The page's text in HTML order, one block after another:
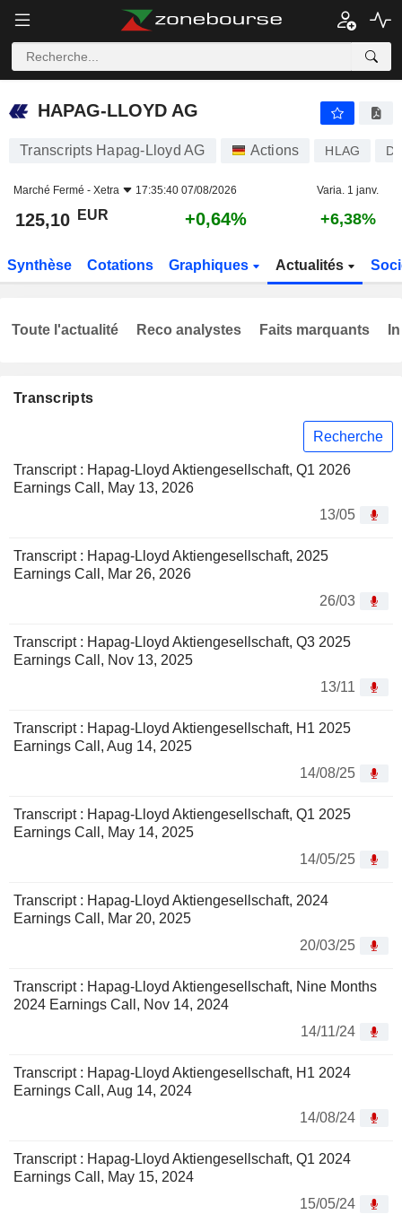
HAPAG-LLOYD AG
HAPAG-LLOYD AG
Transcripts Hapag-Lloyd AG Actions HLAG
Marché Fermé - Xetra 17:35:40 07/08/2026 Varia. 1 janv.
125,10 EUR +0,64% +6,38%
Synthèse Cotations Graphiques Actualités
Transcripts
Recherche
Transcript : Hapag-Lloyd Aktiengesellschaft, Q1 2026
Earnings Call, May 13, 2026
13/05
Transcript : Hapag-Lloyd Aktiengesellschaft, 2025
Earnings Call, Mar 26, 2026
26/03
Transcript : Hapag-Lloyd Aktiengesellschaft, Q3 2025
Earnings Call, Nov 13, 2025
13/11
Transcript : Hapag-Lloyd Aktiengesellschaft, H1 2025
Earnings Call, Aug 14, 2025
14/08/25
Transcript : Hapag-Lloyd Aktiengesellschaft, Q1 2025
Earnings Call, May 14, 2025
14/05/25
Transcript : Hapag-Lloyd Aktiengesellschaft, 2024
Earnings Call, Mar 20, 2025
20/03/25
Transcript : Hapag-Lloyd Aktiengesellschaft, Nine Months
2024 Earnings Call, Nov 14, 2024
14/11/24
Transcript : Hapag-Lloyd Aktiengesellschaft, H1 2024
Earnings Call, Aug 14, 2024
14/08/24
Transcript : Hapag-Lloyd Aktiengesellschaft, Q1 2024
Earnings Call, May 15, 2024
15/05/24
Toute l'actualité Reco analystes Faits marquants